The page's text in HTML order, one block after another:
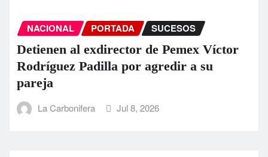
NACIONAL PORTADA SUCESOS
Detienen al exdirector de Pemex Víctor
Rodríguez Padilla por agredir a su
pareja
La Carbonifera Jul 8, 2026